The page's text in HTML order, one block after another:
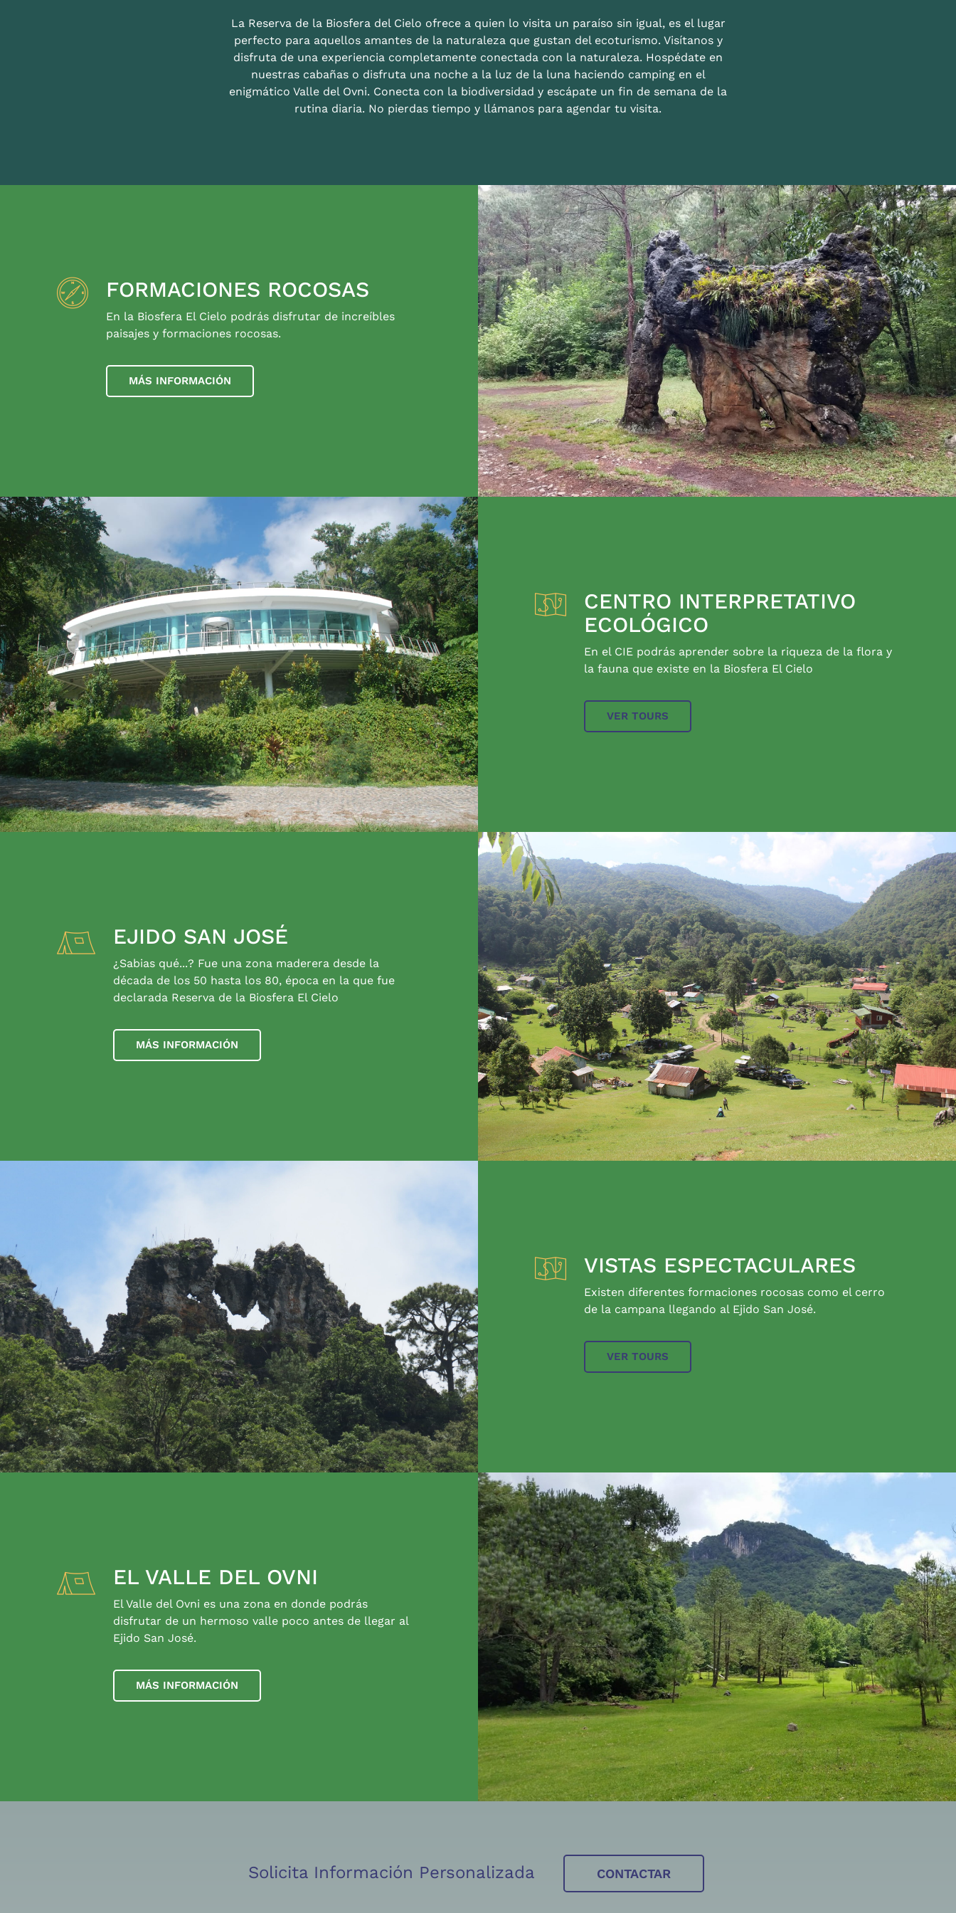
La Reserva de la Biosfera del Cielo ofrece a quien lo visita un paraíso sin igual, es el lugar
perfecto para aquellos amantes de la naturaleza que gustan del ecoturismo. Visítanos y
disfruta de una experiencia completamente conectada con la naturaleza. Hospédate en
nuestras cabañas o disfruta una noche a la luz de la luna haciendo camping en el
enigmático Valle del Ovni. Conecta con la biodiversidad y escápate un fin de semana de la
rutina diaria. No pierdas tiempo y llámanos para agendar tu visita.
FORMACIONES ROCOSAS
En la Biosfera El Cielo podrás disfrutar de increíbles
paisajes y formaciones rocosas.
MÁS INFORMACIÓN
CENTRO INTERPRETATIVO
ECOLÓGICO
En el CIE podrás aprender sobre la riqueza de la flora y
la fauna que existe en la Biosfera El Cielo
VER TOURS
EJIDO SAN JOSÉ
¿Sabias qué...? Fue una zona maderera desde la
década de los 50 hasta los 80, época en la que fue
declarada Reserva de la Biosfera El Cielo
MÁS INFORMACIÓN
VISTAS ESPECTACULARES
Existen diferentes formaciones rocosas como el cerro
de la campana llegando al Ejido San José.
VER TOURS
EL VALLE DEL OVNI
El Valle del Ovni es una zona en donde podrás
disfrutar de un hermoso valle poco antes de llegar al
Ejido San José.
MÁS INFORMACIÓN
Solicita Información Personalizada CONTACTAR